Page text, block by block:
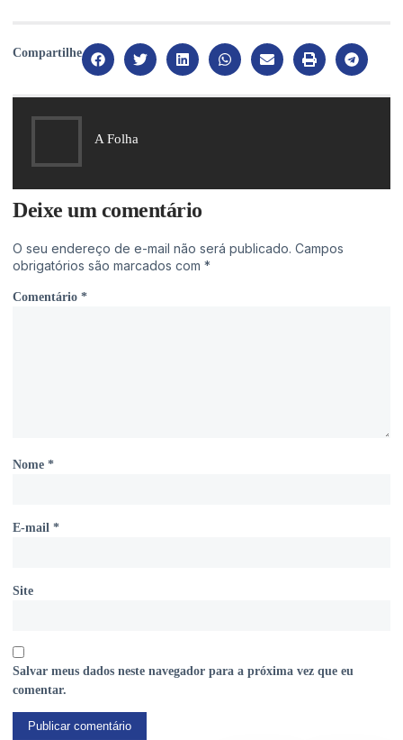
Compartilhe
A Folha
Deixe um comentário
O seu endereço de e-mail não será publicado. Campos
obrigatórios são marcados com *
Comentário *
Nome *
E-mail *
Site
Salvar meus dados neste navegador para a próxima vez que eu
comentar.